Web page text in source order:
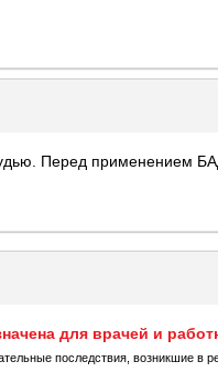
Перед применением
для врачей и
последствия, возникшие в